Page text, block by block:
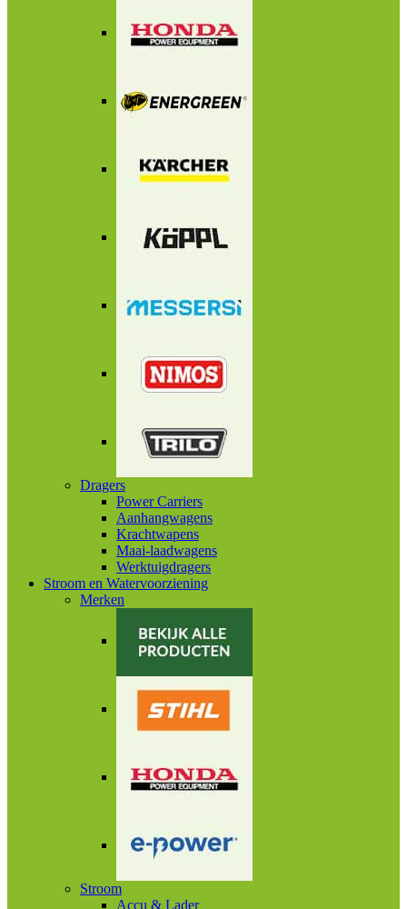
Dragers
Power Carriers
Aanhangwagens
Krachtwapens
Maai-laadwagens
Werktuigdragers
Stroom en Watervoorziening
Merken
Stroom
Accu & Lader